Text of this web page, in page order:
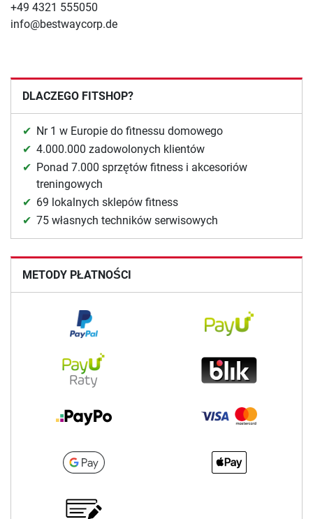
+49 4321 555050
info@bestwaycorp.de
DLACZEGO FITSHOP?
Nr 1 w Europie do fitnessu domowego
4.000.000 zadowolonych klientów
Ponad 7.000 sprzętów fitness i akcesoriów
treningowych
69 lokalnych sklepów fitness
75 własnych techników serwisowych
METODY PŁATNOŚCI